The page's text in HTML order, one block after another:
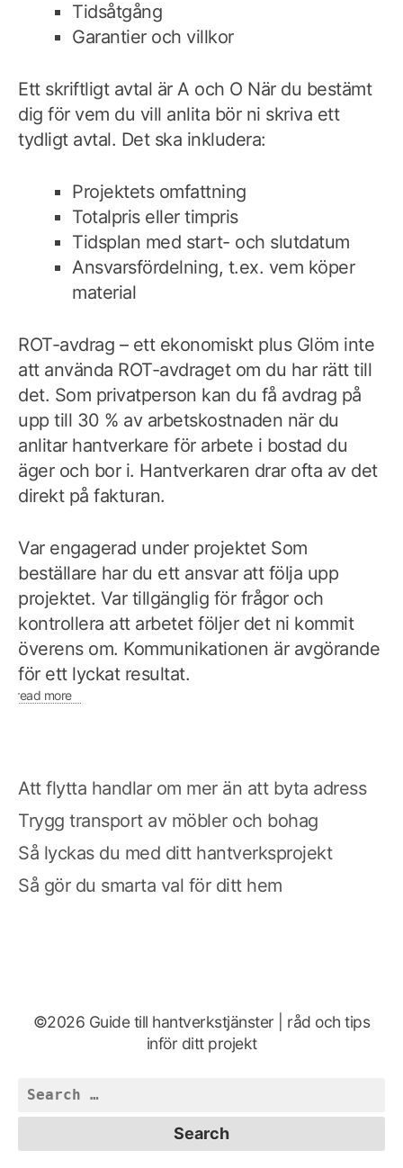
Tidsåtgång
Garantier och villkor
Ett skriftligt avtal är A och O När du bestämt
dig för vem du vill anlita bör ni skriva ett
tydligt avtal. Det ska inkludera:
Projektets omfattning
Totalpris eller timpris
Tidsplan med start- och slutdatum
Ansvarsfördelning, t.ex. vem köper
material
ROT-avdrag – ett ekonomiskt plus Glöm inte
att använda ROT-avdraget om du har rätt till
det. Som privatperson kan du få avdrag på
upp till 30 % av arbetskostnaden när du
anlitar hantverkare för arbete i bostad du
äger och bor i. Hantverkaren drar ofta av det
direkt på fakturan.
Var engagerad under projektet Som
beställare har du ett ansvar att följa upp
projektet. Var tillgänglig för frågor och
kontrollera att arbetet följer det ni kommit
överens om. Kommunikationen är avgörande
för ett lyckat resultat.
read more
Att flytta handlar om mer än att byta adress
Trygg transport av möbler och bohag
Så lyckas du med ditt hantverksprojekt
Så gör du smarta val för ditt hem
©2026 Guide till hantverkstjänster | råd och tips
inför ditt projekt
Search
for: